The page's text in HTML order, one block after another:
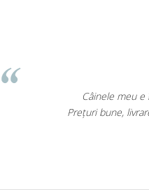
Mihai Acasă!
Foarte mulțumit!